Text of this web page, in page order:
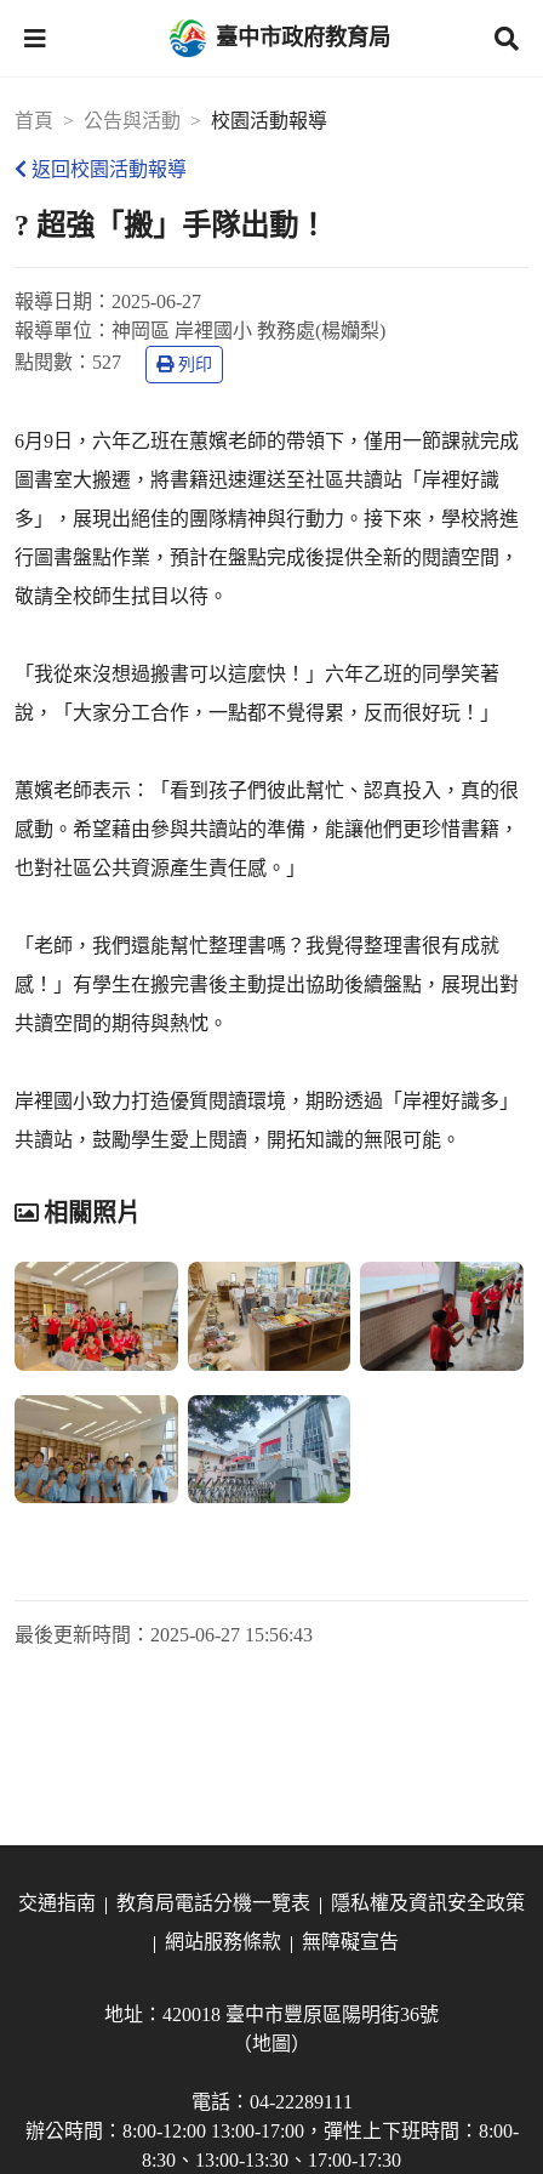
臺中市政府教育局
首頁 公告與活動 校園活動報導
返回校園活動報導
? 超強「搬」手隊出動！
報導日期： 2025-06-27
報導單位： 神岡區 岸裡國小 教務處(楊孏梨)
點閱數： 527 列印
6月9日，六年乙班在蕙嬪老師的帶領下，僅用一節課就完成
圖書室大搬遷，將書籍迅速運送至社區共讀站「岸裡好識
多」，展現出絕佳的團隊精神與行動力。接下來，學校將進
行圖書盤點作業，預計在盤點完成後提供全新的閱讀空間，
敬請全校師生拭目以待。
「我從來沒想過搬書可以這麼快！」六年乙班的同學笑著
說，「大家分工合作，一點都不覺得累，反而很好玩！」
蕙嬪老師表示：「看到孩子們彼此幫忙、認真投入，真的很
感動。希望藉由參與共讀站的準備，能讓他們更珍惜書籍，
也對社區公共資源產生責任感。」
「老師，我們還能幫忙整理書嗎？我覺得整理書很有成就
感！」有學生在搬完書後主動提出協助後續盤點，展現出對
共讀空間的期待與熱忱。
岸裡國小致力打造優質閱讀環境，期盼透過「岸裡好識多」
共讀站，鼓勵學生愛上閱讀，開拓知識的無限可能。
相關照片
最後更新時間： 2025-06-27 15:56:43
交通指南 教育局電話分機一覽表
隱私權及資訊安全政策
網站服務條款
無障礙宣告
地址：420018 臺中市豐原區陽明街36號
（地圖）
電話：04-22289111
辦公時間：8:00-12:00 13:00-17:00，彈性上下班時間：8:00-
8:30、13:00-13:30、17:00-17:30